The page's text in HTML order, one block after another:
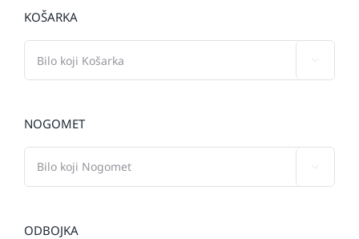
KOŠARKA
NOGOMET
ODBOJKA